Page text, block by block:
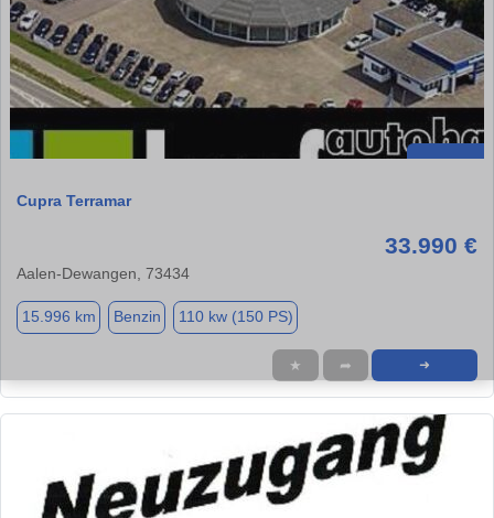
Cupra Terramar
33.990 €
Aalen-Dewangen, 73434
15.996 km Benzin 110 kw (150 PS)
★ ➦ ➜